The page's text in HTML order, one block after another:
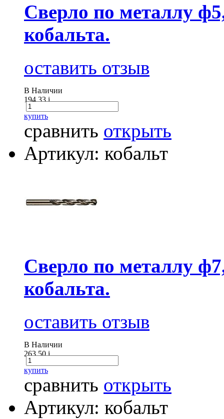
Сверло по металлу
кобальта.
оставить отзыв
В Наличии
194.33i
купить
сравнить открыть
Артикул: кобальт
Сверло по металлу
кобальта.
оставить отзыв
В Наличии
263.50i
купить
сравнить открыть
Артикул: кобальт